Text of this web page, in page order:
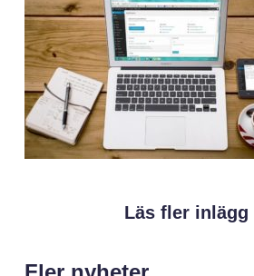
Läs fler inlägg